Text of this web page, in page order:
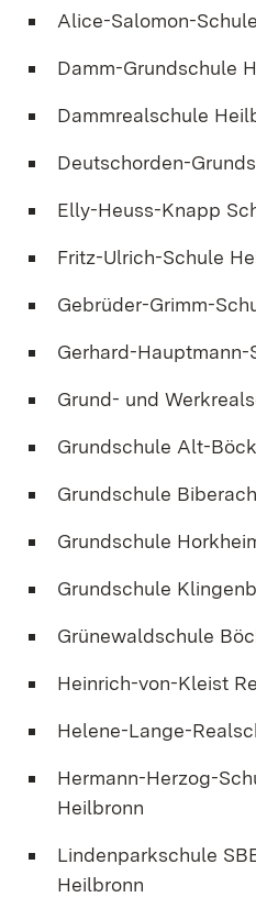
Alice-Salomon-
Damm-Grundschule
Dammrealschule
Deutschorden-
Elly-Heuss-Knapp
Fritz-Ulrich-Schule
Gebrüder-Grimm-
Gerhard-
Grund- und
Grundschule Alt-
Grundschule Biberach
Grundschule
Grundschule
Grünewaldschule
Heinrich-von-Kleist
Helene-Lange-
Hermann-Herzog-
Heilbronn
Lindenparkschule
Heilbronn